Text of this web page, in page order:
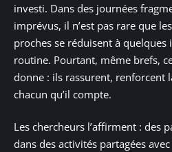
investi. Dans des journées
imprévus, il n’est pas rare que
proches se réduisent à quelques
routine. Pourtant, même brefs,
donne : ils rassurent, renforcent
chacun qu’il compte.
Les chercheurs l’affirment : des
dans des activités partagées